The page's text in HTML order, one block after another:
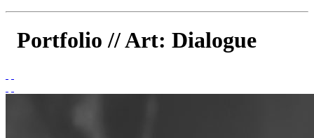
Portfolio //Art: Dialogue